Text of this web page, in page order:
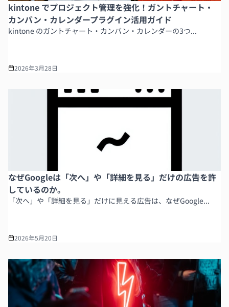
kintone でプロジェクト管理を強化！ガントチャート・
カンバン・カレンダープラグイン活用ガイド
kintone のガントチャート・カンバン・カレンダーの3つ...
2026年3月28日
なぜGoogleは「次へ」や「詳細を見る」だけの広告を許
しているのか。
「次へ」や「詳細を見る」だけに見える広告は、なぜGoogle...
2026年5月20日